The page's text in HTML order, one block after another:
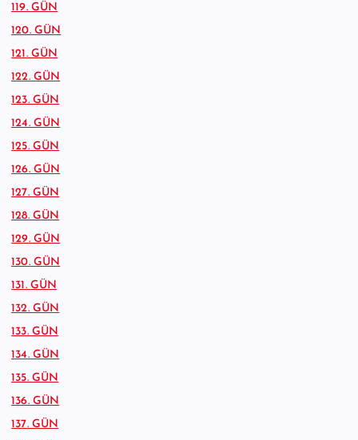
119. GÜN
120. GÜN
121. GÜN
122. GÜN
123. GÜN
124. GÜN
125. GÜN
126. GÜN
127. GÜN
128. GÜN
129. GÜN
130. GÜN
131. GÜN
132. GÜN
133. GÜN
134. GÜN
135. GÜN
136. GÜN
137. GÜN